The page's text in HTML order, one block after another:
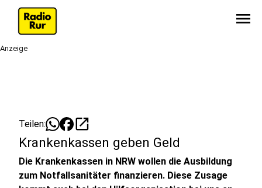
menu
Anzeige
Teilen: open_in_new
Krankenkassen geben Geld
Die Krankenkassen in NRW wollen die Ausbildung
zum Notfallsanitäter finanzieren. Diese Zusage